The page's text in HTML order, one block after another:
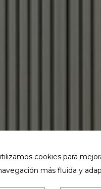
cookies para
más fluida y